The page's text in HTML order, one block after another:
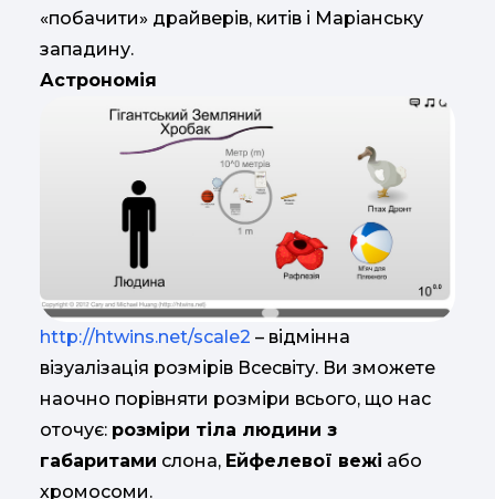
«побачити» драйверів, китів і Маріанську
западину.
Астрономія
http://htwins.net/scale2 – відмінна
візуалізація розмірів Всесвіту. Ви зможете
наочно порівняти розміри всього, що нас
оточує: розміри тіла людини з
габаритами слона, Ейфелевої вежі або
хромосоми.